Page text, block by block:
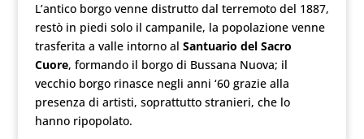
L’antico borgo venne distrutto dal terremoto del 1887,
restò in piedi solo il campanile, la popolazione venne
trasferita a valle intorno al Santuario del Sacro
Cuore, formando il borgo di Bussana Nuova; il
vecchio borgo rinasce negli anni ‘60 grazie alla
presenza di artisti, soprattutto stranieri, che lo
hanno ripopolato.